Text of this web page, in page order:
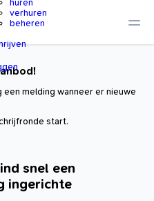
huren
verhuren
beheren
melding wanneer er nieuwe
start.
snel een
ingerichte